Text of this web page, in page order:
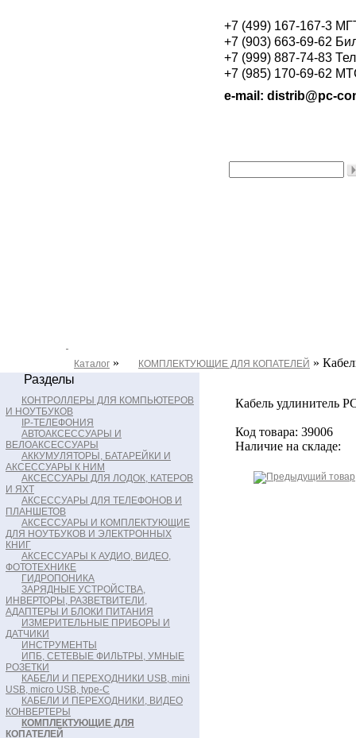
+7 (499) 167-167-3
+7 (903) 663-69-62
+7 (999) 887-74-83
+7 (985) 170-69-62
e-mail: distrib@pc-
Каталог » КОМПЛЕКТУЮЩИЕ ДЛЯ КОПАТЕЛЕЙ »
Разделы
КОНТРОЛЛЕРЫ ДЛЯ КОМПЬЮТЕРОВ
И НОУТБУКОВ
IP-ТЕЛЕФОНИЯ
АВТОАКСЕССУАРЫ И
ВЕЛОАКСЕССУАРЫ
АККУМУЛЯТОРЫ, БАТАРЕЙКИ И
АКСЕССУАРЫ К НИМ
АКСЕССУАРЫ ДЛЯ ЛОДОК, КАТЕРОВ
И ЯХТ
АКСЕССУАРЫ ДЛЯ ТЕЛЕФОНОВ И
ПЛАНШЕТОВ
АКСЕССУАРЫ И КОМПЛЕКТУЮЩИЕ
ДЛЯ НОУТБУКОВ И ЭЛЕКТРОННЫХ
КНИГ
АКСЕССУАРЫ К АУДИО, ВИДЕО,
ФОТОТЕХНИКЕ
ГИДРОПОНИКА
ЗАРЯДНЫЕ УСТРОЙСТВА,
ИНВЕРТОРЫ, РАЗВЕТВИТЕЛИ,
АДАПТЕРЫ И БЛОКИ ПИТАНИЯ
ИЗМЕРИТЕЛЬНЫЕ ПРИБОРЫ И
ДАТЧИКИ
ИНСТРУМЕНТЫ
ИПБ, СЕТЕВЫЕ ФИЛЬТРЫ, УМНЫЕ
РОЗЕТКИ
КАБЕЛИ И ПЕРЕХОДНИКИ USB, mini
USB, micro USB, type-C
КАБЕЛИ И ПЕРЕХОДНИКИ, ВИДЕО
КОНВЕРТЕРЫ
КОМПЛЕКТУЮЩИЕ ДЛЯ
КОПАТЕЛЕЙ
Кабель удлинитель
Код товара: 39006
Наличие на складе: